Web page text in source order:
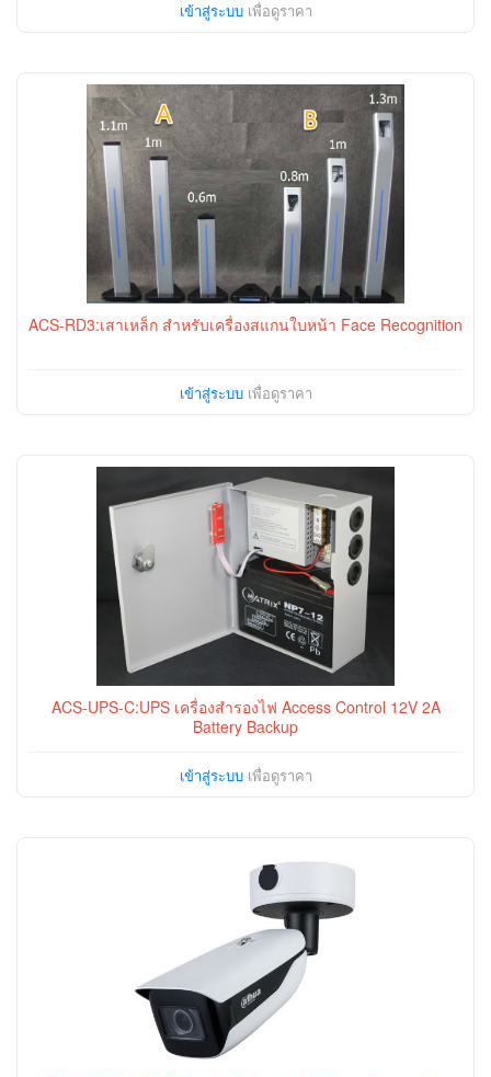
เข้าสู่ระบบเพื่อดูราคา
ACS-RD3:เสาเหล็ก สำหรับเครื่องสแกนใบหน้า Face Recognition
เข้าสู่ระบบเพื่อดูราคา
ACS-UPS-C:UPS เครื่องสำรองไฟ Access Control 12V 2A
Battery Backup
เข้าสู่ระบบเพื่อดูราคา